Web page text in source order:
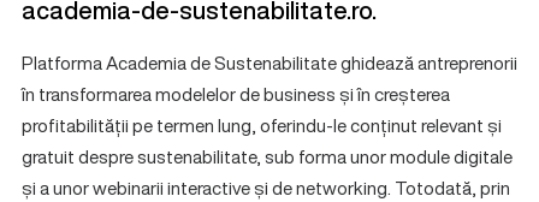
academia-de-sustenabilitate.ro.
Platforma Academia de Sustenabilitate ghidează antreprenorii
în transformarea modelelor de business și în creșterea
profitabilității pe termen lung, oferindu-le conținut relevant și
gratuit despre sustenabilitate, sub forma unor module digitale
și a unor webinarii interactive și de networking. Totodată, prin